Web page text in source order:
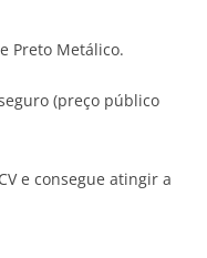
Preto Metálico.
(preço público
e consegue atingir a